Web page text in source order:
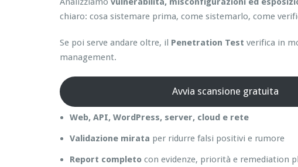
chiaro: cosa sistemare prima, come sistemarlo, come
Se poi serve andare oltre, il Penetration Test verifica in
management.
Avvia scansione gratuita
Web, API, WordPress, server, cloud e rete
Validazione mirata per ridurre falsi positivi e rumore
Report completo con evidenze, priorità e remediation